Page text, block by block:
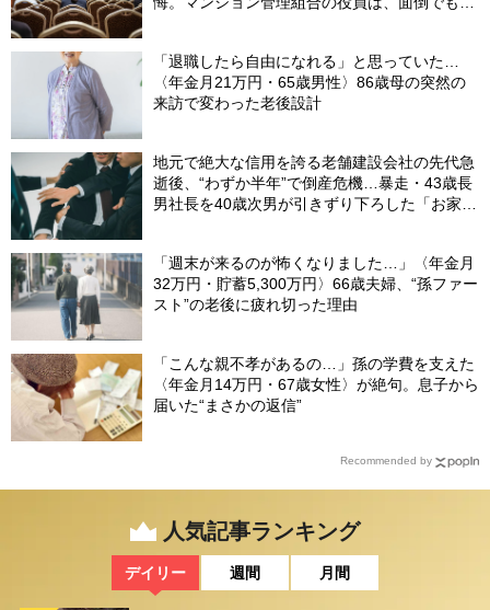
「退職したら自由になれる」と思っていた…
〈年金月21万円・65歳男性〉86歳母の突然の
来訪で変わった老後設計
地元で絶大な信用を誇る老舗建設会社の先代急
逝後、“わずか半年”で倒産危機…暴走・43歳長
男社長を40歳次男が引きずり下ろした「お家騒
「週末が来るのが怖くなりました…」〈年金月
32万円・貯蓄5,300万円〉66歳夫婦、“孫ファー
スト”の老後に疲れ切った理由
「こんな親不孝があるの…」孫の学費を支えた
〈年金月14万円・67歳女性〉が絶句。息子から
届いた“まさかの返信”
Recommended by
人気記事ランキング
デイリー 週間 月間